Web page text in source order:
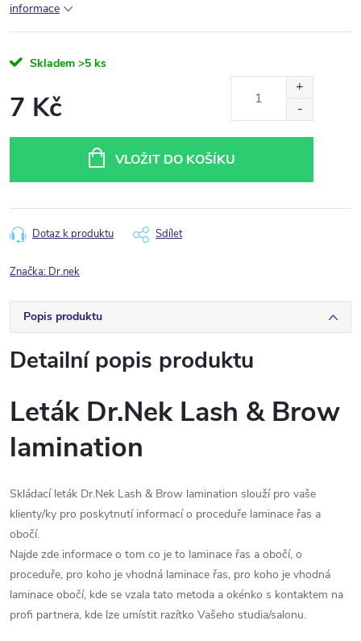
informace
Skladem >5 ks
7 Kč
VLOŽIT DO KOŠÍKU
Dotaz k produktu Sdílet
Značka: Dr.nek
Popis produktu
Detailní popis produktu
Leták Dr.Nek Lash & Brow
lamination
Skládací leták Dr.Nek Lash & Brow lamination slouží pro vaše
klienty/ky pro poskytnutí informací o proceduře laminace řas a
obočí.
Najde zde informace o tom co je to laminace řas a obočí, o
proceduře, pro koho je vhodná laminace řas, pro koho je vhodná
laminace obočí, kde se vzala tato metoda a okénko s kontaktem na
profi partnera, kde lze umístit razítko Vašeho studia/salonu.